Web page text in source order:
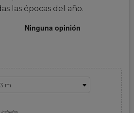
las épocas del año.
incluidos